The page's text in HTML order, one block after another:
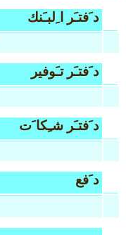
د َفتـَر ا ِلبـَنك
د َفتـَر تـَوفير
د َفتـَر شـِكا َت
د َفع